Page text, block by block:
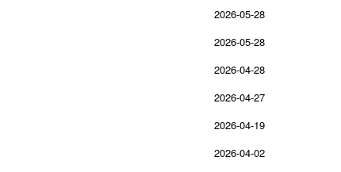
2026-05-28
2026-05-28
2026-04-28
2026-04-27
2026-04-19
2026-04-02